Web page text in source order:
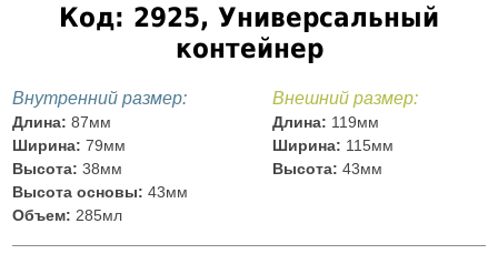
Код: 2925, Универсальный
контейнер
Внутренний размер:
Длина: 87мм
Ширина: 79мм
Высота: 38мм
Высота основы: 43мм
Объем: 285мл
Внешний размер:
Длина: 119мм
Ширина: 115мм
Высота: 43мм